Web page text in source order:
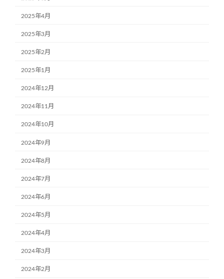
2025年4月
2025年3月
2025年2月
2025年1月
2024年12月
2024年11月
2024年10月
2024年9月
2024年8月
2024年7月
2024年6月
2024年5月
2024年4月
2024年3月
2024年2月